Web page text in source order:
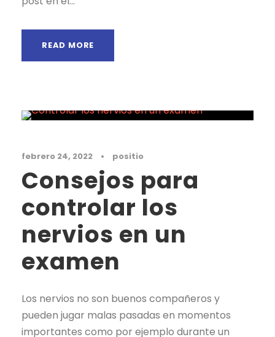
READ MORE
febrero 24, 2022 • positio
Consejos para
controlar los
nervios en un
examen
Los nervios no son buenos compañeros y
pueden jugar malas pasadas en momentos
importantes como por ejemplo durante un